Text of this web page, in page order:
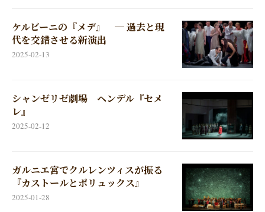
ケルビーニの『メデ』 ─ 過去と現
代を交錯させる新演出
2025-02-13
シャンゼリゼ劇場 ヘンデル『セメ
レ』
2025-02-12
ガルニエ宮でクルレンツィスが振る
『カストールとポリュックス』
2025-01-28